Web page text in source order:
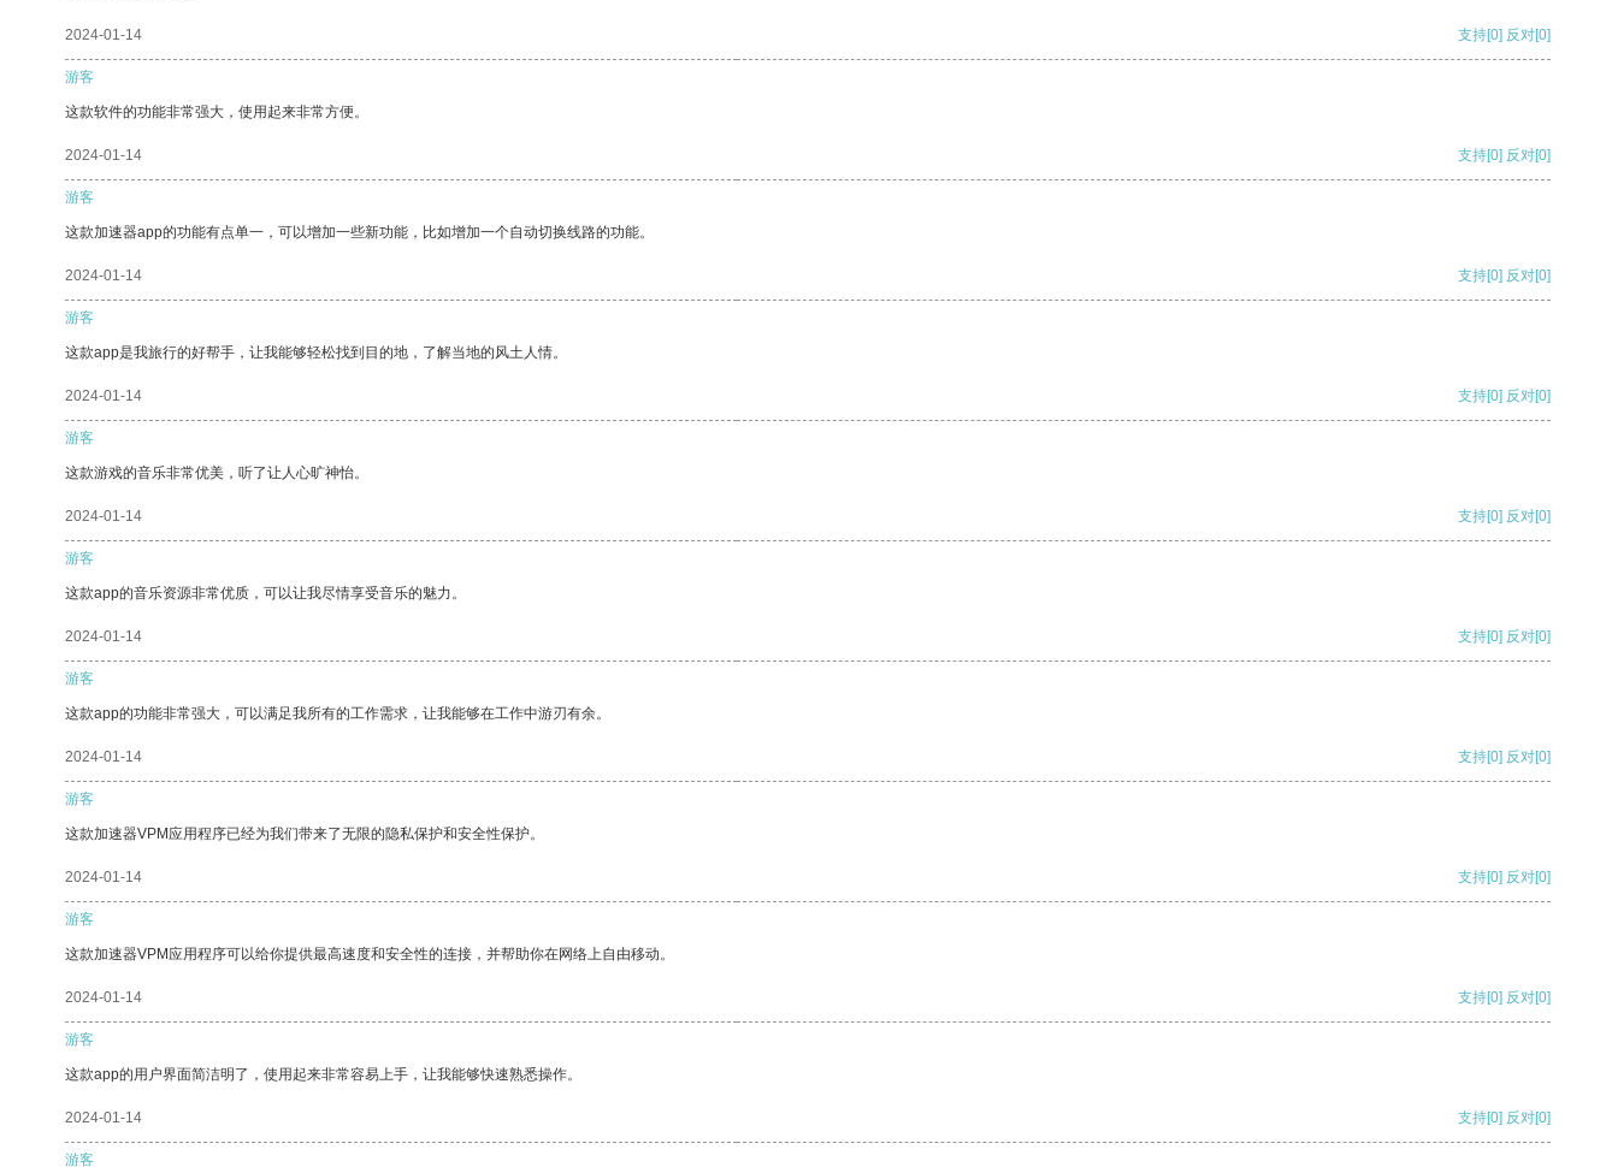
2024-01-14 支持[0] 反对[0]
游客
这款软件的功能非常强大，使用起来非常方便。
2024-01-14 支持[0] 反对[0]
游客
这款加速器app的功能有点单一，可以增加一些新功能，比如增加一个自动切换线路的功能。
2024-01-14 支持[0] 反对[0]
游客
这款app是我旅行的好帮手，让我能够轻松找到目的地，了解当地的风土人情。
2024-01-14 支持[0] 反对[0]
游客
这款游戏的音乐非常优美，听了让人心旷神怡。
2024-01-14 支持[0] 反对[0]
游客
这款app的音乐资源非常优质，可以让我尽情享受音乐的魅力。
2024-01-14 支持[0] 反对[0]
游客
这款app的功能非常强大，可以满足我所有的工作需求，让我能够在工作中游刃有余。
2024-01-14 支持[0] 反对[0]
游客
这款加速器VPM应用程序已经为我们带来了无限的隐私保护和安全性保护。
2024-01-14 支持[0] 反对[0]
游客
这款加速器VPM应用程序可以给你提供最高速度和安全性的连接，并帮助你在网络上自由移动。
2024-01-14 支持[0] 反对[0]
游客
这款app的用户界面简洁明了，使用起来非常容易上手，让我能够快速熟悉操作。
2024-01-14 支持[0] 反对[0]
游客